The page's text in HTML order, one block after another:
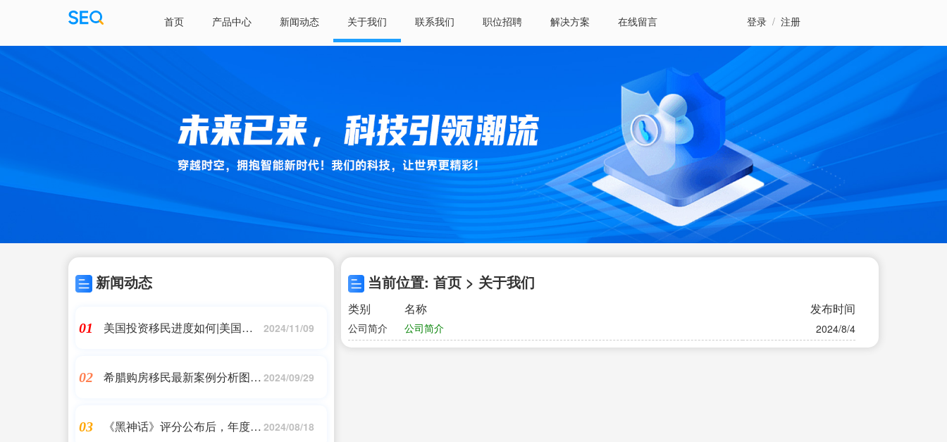
首页 产品中心 新闻动态 关于我们 联系我们 职位招聘 解决方案 在线留言 登录 / 注册
新闻动态
01
美国投资移民进度如何|美国移
2024/11/09
02
希腊购房移民最新案例分析图片
房产_问答
2024/09/29
03
《黑神话》评分公布后，年度游 2024/08/18
当前位置: 首页 > 关于我们
类别 名称 发布时间
公司简介 公司简介 2024/8/4